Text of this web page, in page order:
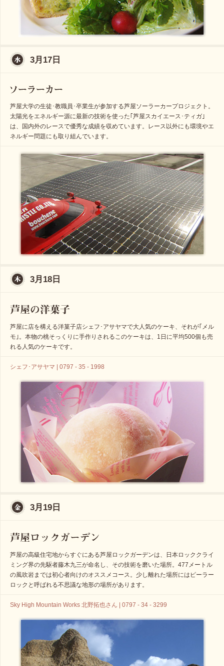
3月17日
芦屋大学の生徒･教職員･卒業生が参加する芦屋ソーラーカープロジェクト。
太陽光をエネルギー源に最新の技術を使った｢芦屋スカイエース･ティガ｣
は、国内外のレースで優秀な成績を収めています。レース以外にも環境やエ
ネルギー問題にも取り組んでいます。
3月18日
芦屋に店を構える洋菓子店シェフ･アサヤマで大人気のケーキ、それが｢メル
モ｣。本物の桃そっくりに手作りされるこのケーキは、1日に平均500個も売
れる人気のケーキです。
シェフ･アサヤマ | 0797 - 35 - 1998
3月19日
芦屋の高級住宅地からすぐにある芦屋ロックガーデンは、日本ロッククライ
ミング界の先駆者藤木九三が命名し、その技術を磨いた場所。477メートル
の風吹岩までは初心者向けのオススメコース。少し離れた場所にはピーラー
ロックと呼ばれる不思議な地形の場所があります。
Sky High Mountain Works 北野拓也さん | 0797 - 34 - 3299